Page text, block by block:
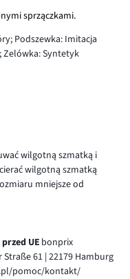
sprzączkami.
Podszewka: Imitacja
Zelówka: Syntetyk
wilgotną szmatką i
wilgotną szmatką
mniejsze od
UE bonprix
61 | 22179 Hamburg
pomoc/kontakt/